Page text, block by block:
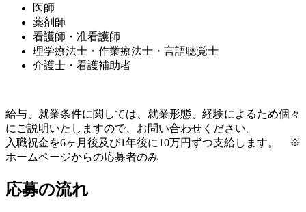
医師
薬剤師
看護師・准看護師
理学療法士・作業療法士・言語聴覚士
介護士・看護補助者
給与、就業条件に関しては、就業形態、経験によるため個々
にご説明いたしますので、お問い合わせください。
入職祝金を6ヶ月後及び1年後に10万円ずつ支給します。 ※
ホームページからの応募者のみ
応募の流れ